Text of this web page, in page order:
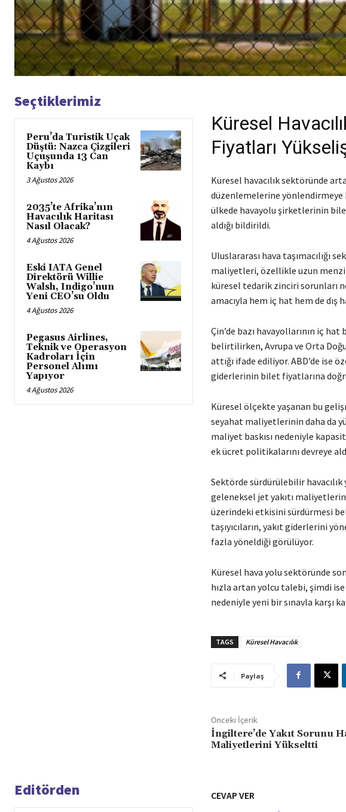
Seçtiklerimiz
Peru’da Turistik Uçak
Düştü: Nazca Çizgileri
Uçuşunda 13 Can
Kaybı
3 Ağustos 2026
2035’te Afrika’nın
Havacılık Haritası
Nasıl Olacak?
4 Ağustos 2026
Eski IATA Genel
Direktörü Willie
Walsh, Indigo’nun
Yeni CEO’su Oldu
4 Ağustos 2026
Pegasus Airlines,
Teknik ve Operasyon
Kadroları İçin
Personel Alımı
Yapıyor
4 Ağustos 2026
Küresel
Fiyatları
Küresel havacılık sektöründe
düzenlemelerine yönlendirmeye
ülkede havayolu şirketlerinin
aldığı bildirildi.
Uluslararası hava taşımacılığı
maliyetleri, özellikle uzun
küresel tedarik zinciri sorunları
amacıyla hem iç hat hem de
Çin’de bazı havayollarının iç
belirtilirken, Avrupa ve Orta
attığı ifade ediliyor. ABD’de ise
giderlerinin bilet fiyatlarına
Küresel ölçekte yaşanan bu
seyahat maliyetlerinin daha da
maliyet baskısı nedeniyle
ek ücret politikalarını devreye
Sektörde sürdürülebilir havacılık
geleneksel jet yakıtı
üzerindeki etkisini sürdürmesi
taşıyıcıların, yakıt giderlerini
fazla yöneldiği görülüyor.
Küresel hava yolu sektöründe
hızla artan yolcu talebi, şimdi
nedeniyle yeni bir sınavla karşı
TAGS Küresel Havacılık
Paylaş
Önceki İçerik
İngiltere’de Yakıt Sorunu
Maliyetlerini Yükseltti
Editörden CEVAP VER